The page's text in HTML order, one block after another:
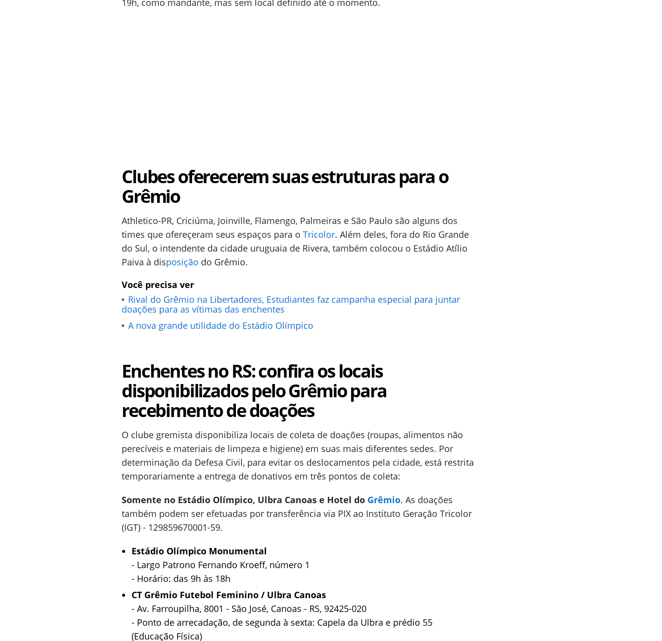
19h, como mandante, mas sem local definido até o momento.
Clubes oferecerem suas estruturas para o
Grêmio
Athletico-PR, Criciúma, Joinville, Flamengo, Palmeiras e São Paulo são alguns dos
times que ofereçeram seus espaços para o Tricolor. Além deles, fora do Rio Grande
do Sul, o intendente da cidade uruguaia de Rivera, também colocou o Estádio Atílio
Paiva à disposição do Grêmio.
Você precisa ver
Rival do Grêmio na Libertadores, Estudiantes faz campanha especial para juntar
doações para as vítimas das enchentes
A nova grande utilidade do Estádio Olímpico
Enchentes no RS: confira os locais
disponibilizados pelo Grêmio para
recebimento de doações
O clube gremista disponibiliza locais de coleta de doações (roupas, alimentos não
perecíveis e materiais de limpeza e higiene) em suas mais diferentes sedes. Por
determinação da Defesa Civil, para evitar os deslocamentos pela cidade, está restrita
temporariamente a entrega de donativos em três pontos de coleta:
Somente no Estádio Olímpico, Ulbra Canoas e Hotel do Grêmio. As doações
também podem ser efetuadas por transferência via PIX ao Instituto Geração Tricolor
(IGT) - 129859670001-59.
Estádio Olímpico Monumental
- Largo Patrono Fernando Kroeff, número 1
- Horário: das 9h às 18h
CT Grêmio Futebol Feminino / Ulbra Canoas
- Av. Farroupilha, 8001 - São José, Canoas - RS, 92425-020
- Ponto de arrecadação, de segunda à sexta: Capela da Ulbra e prédio 55
(Educação Física)